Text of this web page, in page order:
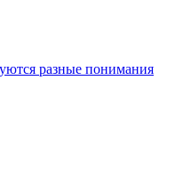
разные понимания